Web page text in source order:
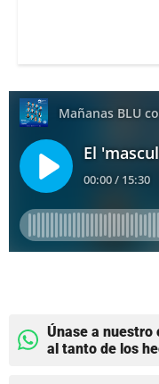
Únase a nuestro
al tanto de los